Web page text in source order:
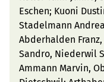
Eschen; Kuoni
Stadelmann
Abderhalden
Sandro, Niederwil
Ammann Marvin,